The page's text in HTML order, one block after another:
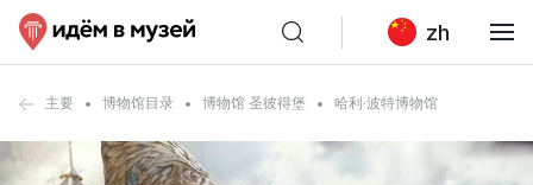
zh
主要 博物馆目录 博物馆 圣彼得堡 哈利·波特博物馆